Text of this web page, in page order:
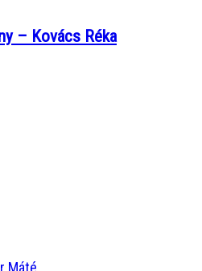
– Kovács Réka